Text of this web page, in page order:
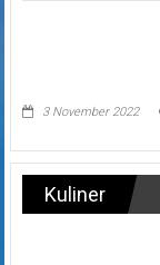
3 November 2022
Kuliner